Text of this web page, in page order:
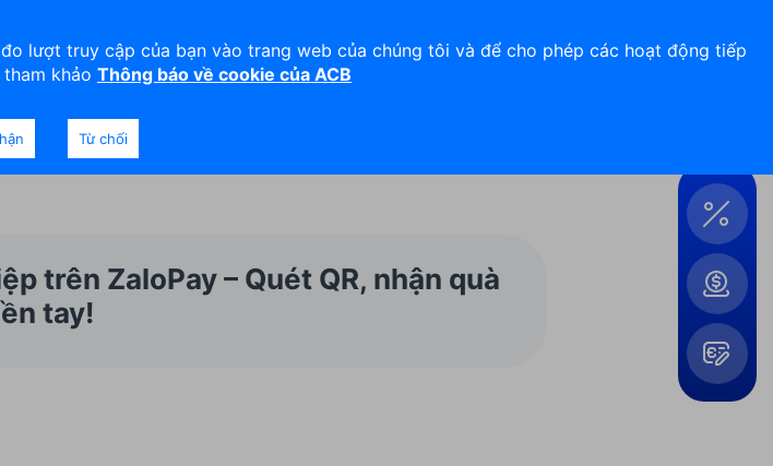
trên ZaloPay – Quét QR, nhận quà
tay!
Tiện
ích
Mở
lượt truy cập của bạn vào trang web của chúng tôi và để cho phép các hoạt động tiếp
khảo Thông báo về cookie của ACB
Từ chối